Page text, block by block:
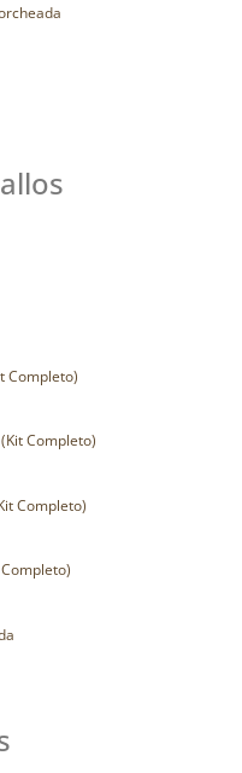
Completo)
Completo)
Completo)